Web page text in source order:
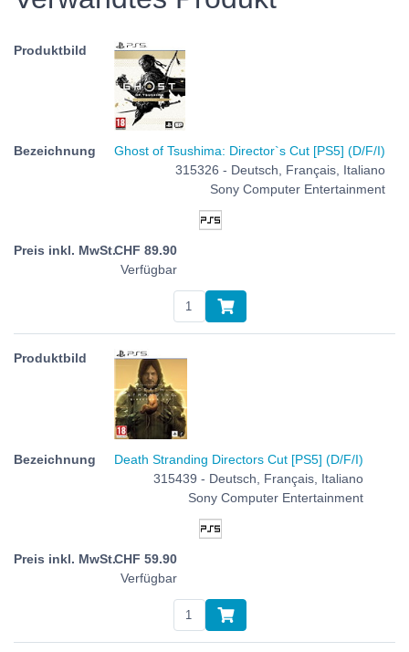
Ghost of Tsushima: Director`s Cut [PS5] (D/F/I)
315326 - Deutsch, Français, Italiano
Sony Computer Entertainment
CHF 89.90
Verfügbar
Death Stranding Directors Cut [PS5] (D/F/I)
315439 - Deutsch, Français, Italiano
Sony Computer Entertainment
CHF 59.90
Verfügbar